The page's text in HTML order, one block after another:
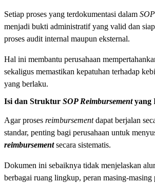
Setiap proses yang terdokumentasi dalam
menjadi bukti administratif yang valid dan
proses audit internal maupun eksternal.
Hal ini membantu perusahaan
sekaligus memastikan kepatuhan terhadap
yang berlaku.
Isi dan Struktur SOP Reimbursementyang
Agar proses reimbursementdapat berjalan
standar, penting bagi perusahaan untuk
reimbursementsecara sistematis.
Dokumen ini sebaiknya tidak menjelaskan
berbagai ruang lingkup, peran masing-masing